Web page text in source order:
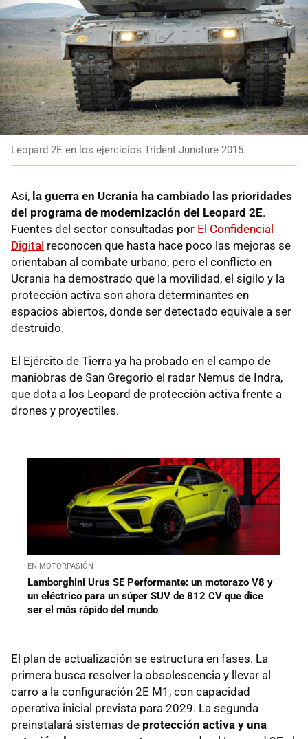
Leopard 2E en los ejercicios Trident Juncture 2015.
Así, la guerra en Ucrania ha cambiado las prioridades
del programa de modernización del Leopard 2E.
Fuentes del sector consultadas por El Confidencial
Digital reconocen que hasta hace poco las mejoras se
orientaban al combate urbano, pero el conflicto en
Ucrania ha demostrado que la movilidad, el sigilo y la
protección activa son ahora determinantes en
espacios abiertos, donde ser detectado equivale a ser
destruido.
El Ejército de Tierra ya ha probado en el campo de
maniobras de San Gregorio el radar Nemus de Indra,
que dota a los Leopard de protección activa frente a
drones y proyectiles.
EN MOTORPASIÓN
Lamborghini Urus SE Performante: un motorazo V8 y
un eléctrico para un súper SUV de 812 CV que dice
ser el más rápido del mundo
El plan de actualización se estructura en fases. La
primera busca resolver la obsolescencia y llevar al
carro a la configuración 2E M1, con capacidad
operativa inicial prevista para 2029. La segunda
preinstalará sistemas de protección activa y una